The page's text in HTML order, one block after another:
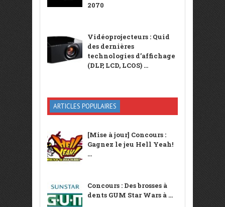
2070
Vidéoprojecteurs : Quid
des dernières
technologies d’affichage
(DLP, LCD, LCOS) ...
ARTICLES POPULAIRES
[Mise à jour] Concours :
Gagnez le jeu Hell Yeah!
...
Concours : Des brosses à
dents GUM Star Wars à ...